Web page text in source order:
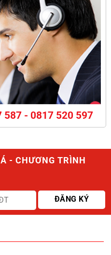
587 - 0817 520 597
- CHƯƠNG TRÌNH